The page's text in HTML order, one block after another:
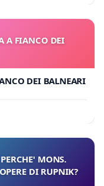
A FIANCO DEI
DEI BALNEARI
MONS.
DI RUPNIK?